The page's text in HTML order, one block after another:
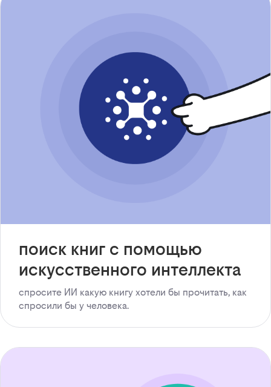
поиск книг с помощью
искусственного интеллекта
спросите ИИ какую книгу хотели бы прочитать, как
спросили бы у человека.